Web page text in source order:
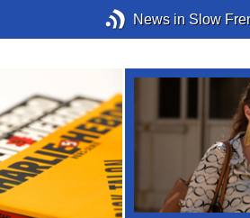
News in Slow